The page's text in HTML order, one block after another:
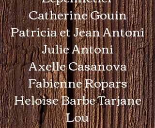
Catherine Gouin
Patricia et Jean Antoni
Julie Antoni
Axelle Casanova
Fabienne Ropars
Heloise Barbe Tarjane
Lou